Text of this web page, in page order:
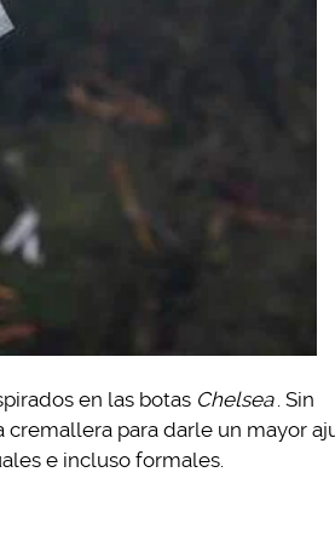
en las botas Chelsea . Sin
para darle un mayor
e incluso formales.